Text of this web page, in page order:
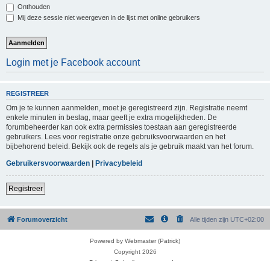
Onthouden
Mij deze sessie niet weergeven in de lijst met online gebruikers
Login met je Facebook account
REGISTREER
Om je te kunnen aanmelden, moet je geregistreerd zijn. Registratie neemt
enkele minuten in beslag, maar geeft je extra mogelijkheden. De
forumbeheerder kan ook extra permissies toestaan aan geregistreerde
gebruikers. Lees voor registratie onze gebruiksvoorwaarden en het
bijbehorend beleid. Bekijk ook de regels als je gebruik maakt van het forum.
Gebruikersvoorwaarden | Privacybeleid
Registreer
Forumoverzicht Alle tijden zijn UTC+02:00
Powered by Webmaster (Patrick)
Copyright 2026